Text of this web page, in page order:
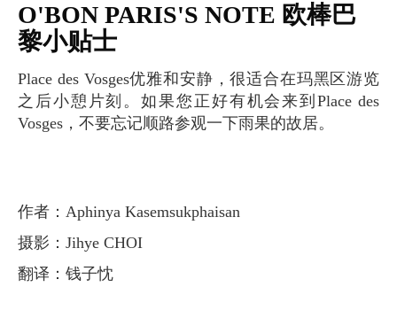
O'BON PARIS'S NOTE 欧棒巴
黎小贴士
Place des Vosges优雅和安静，很适合在玛黑区游览
之后小憩片刻。如果您正好有机会来到Place des
Vosges，不要忘记顺路参观一下雨果的故居。
作者：Aphinya Kasemsukphaisan
摄影：Jihye CHOI
翻译：钱子忱